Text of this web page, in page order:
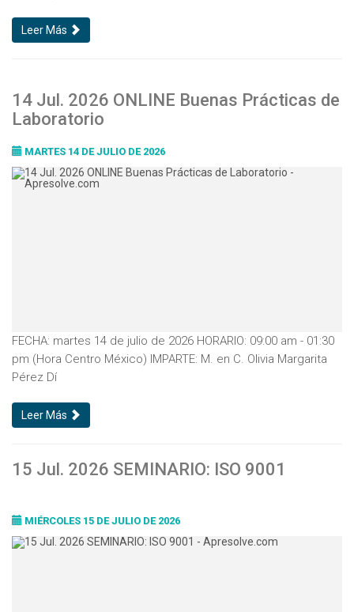
Leer Más
14 Jul. 2026 ONLINE Buenas Prácticas de
Laboratorio
MARTES 14 DE JULIO DE 2026
FECHA: martes 14 de julio de 2026 HORARIO: 09:00 am - 01:30
pm (Hora Centro México) IMPARTE: M. en C. Olivia Margarita
Pérez Dí
Leer Más
15 Jul. 2026 SEMINARIO: ISO 9001
MIÉRCOLES 15 DE JULIO DE 2026